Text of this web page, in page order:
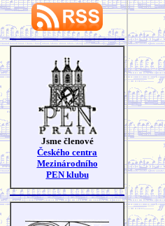
Jsme členové
Českého centra
Mezinárodního
PEN klubu